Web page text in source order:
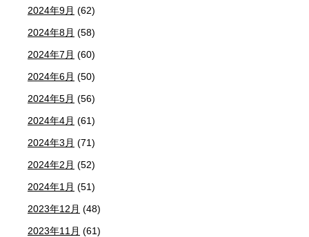
2024年9月 (62)
2024年8月 (58)
2024年7月 (60)
2024年6月 (50)
2024年5月 (56)
2024年4月 (61)
2024年3月 (71)
2024年2月 (52)
2024年1月 (51)
2023年12月 (48)
2023年11月 (61)